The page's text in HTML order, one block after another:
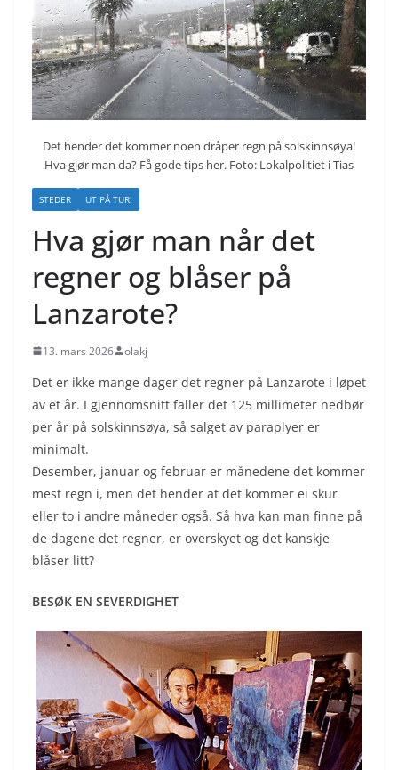
Det hender det kommer noen dråper regn på solskinnsøya!
Hva gjør man da? Få gode tips her. Foto: Lokalpolitiet i Tias
STEDER UT PÅ TUR!
Hva gjør man når det
regner og blåser på
Lanzarote?
13. mars 2026 olakj
Det er ikke mange dager det regner på Lanzarote i løpet
av et år. I gjennomsnitt faller det 125 millimeter nedbør
per år på solskinnsøya, så salget av paraplyer er
minimalt.
Desember, januar og februar er månedene det kommer
mest regn i, men det hender at det kommer ei skur
eller to i andre måneder også. Så hva kan man finne på
de dagene det regner, er overskyet og det kanskje
blåser litt?
BESØK EN SEVERDIGHET